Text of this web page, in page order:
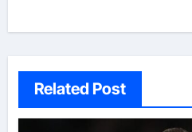
Related Post